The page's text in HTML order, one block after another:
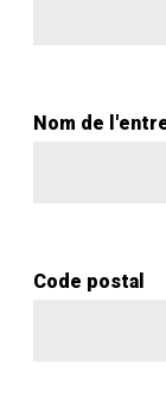
Nom de
Code postal